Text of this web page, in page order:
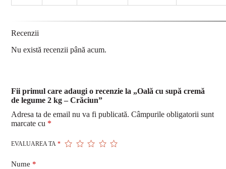
Recenzii
Nu există recenzii până acum.
Fii primul care adaugi o recenzie la „Oală cu supă cremă
de legume 2 kg – Crăciun”
Adresa ta de email nu va fi publicată. Câmpurile obligatorii sunt
marcate cu *
EVALUAREA TA*
Nume *